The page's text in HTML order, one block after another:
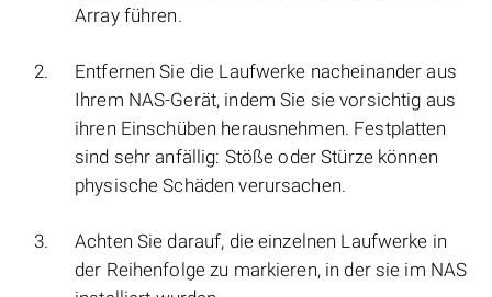
Array führen.
Entfernen Sie die Laufwerke nacheinander aus
Ihrem NAS-Gerät, indem Sie sie vorsichtig aus
ihren Einschüben herausnehmen. Festplatten
sind sehr anfällig: Stöße oder Stürze können
physische Schäden verursachen.
Achten Sie darauf, die einzelnen Laufwerke in
der Reihenfolge zu markieren, in der sie im NAS